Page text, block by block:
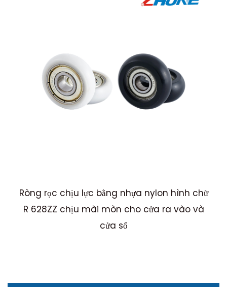
Ròng rọc chịu lực bằng nhựa nylon hình chữ
R 628ZZ chịu mài mòn cho cửa ra vào và
cửa sổ